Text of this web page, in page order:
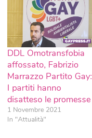
DDL Omotransfobia
affossato, Fabrizio
Marrazzo Partito Gay:
I partiti hanno
disatteso le promesse
1 Novembre 2021
In "Attualità"